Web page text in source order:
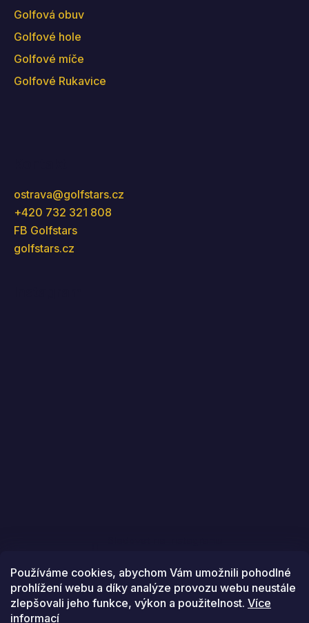
Používáme cookies, abychom Vám umožnili pohodlné
prohlížení webu a díky analýze provozu webu neustále
zlepšovali jeho funkce, výkon a použitelnost. Více
informací
Golfová obuv
Golfové hole
Golfové míče
Golfové Rukavice
ostrava@golfstars.cz
+420 732 321 808
FB Golfstars
golfstars.cz